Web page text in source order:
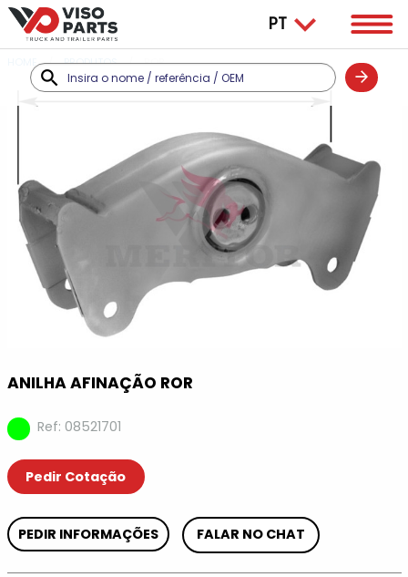
PRODUTOS ROR
ANILHA AFINAÇÃO ROR
Ref: 08521701
Pedir Cotação
PEDIR INFORMAÇÕES FALAR NO CHAT